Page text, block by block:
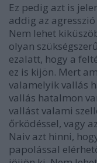
Ez pedig azt is
addig az
Nem lehet
olyan
ezalatt, hogy a
ez is kijön. Mert
valamelyik vallás
vallás hatalmon
vallást valami
őrködéssel, vagy
Naiv azt hinni,
papolással